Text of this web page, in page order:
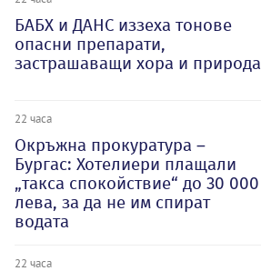
БАБХ и ДАНС иззеха тонове
опасни препарати,
застрашаващи хора и природа
22 часа
Окръжна прокуратура –
Бургас: Хотелиери плащали
„такса спокойствие“ до 30 000
лева, за да не им спират
водата
22 часа